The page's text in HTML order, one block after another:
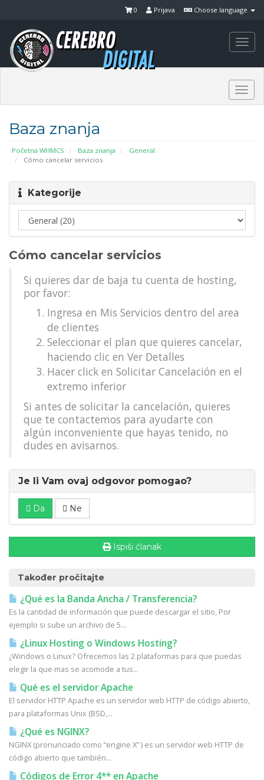
Choose language
Prijava
0
Baza znanja
Početna WHMCS Baza znanja
General
Cómo cancelar servicios
Kategorije
Cómo cancelar servicios
Si quieres dar de baja tu cuenta de hosting,
por favor:
Ingresa en Mis Servicios dentro del area
de clientes
Seleccionar el plan que quieres cancelar,
haciendo clic en Ver Detalles
Hacer click en Solicitar Cancelación en el
extremo inferior
Si antes de solicitar la cancelación, quieres
que te contactemos para ayudarte con
algún inconveniente que hayas tenido, no
dudes en avisarnos.
Je li Vam ovaj odgovor pomogao?
Da Ne
Ispiši članak
Također pročitajte
¿Qué es la Banda Ancha / Transferencia?
Es la cantidad de información que puede descargar el sitio, Por
ejemplo si sube un archivo de 5...
¿Linux Hosting o Windows Hosting?
¿Windows o Linux? Ofrecemos las 2 plataformas para que puedas
elegir la que mas se acomode a tus...
Qué es el servidor Apache
El servidor HTTP Apache es un servidor web HTTP de código abierto,
para plataformas Unix (BSD,...
¿Qué es NGINX?
NGINX (pronunciado como “engine X” ) es un servidor web HTTP de
código abierto que también...
Códigos de Error 4** en Apache